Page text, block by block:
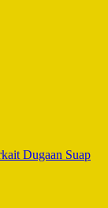
Dugaan Suap